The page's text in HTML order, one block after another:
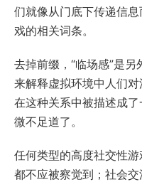
们就像从门底下传递信
戏的相关词条。
去掉前缀，“临场感”是
来解释虚拟环境中人们
在这种关系中被描述成
微不足道了。
任何类型的高度社交性
都不应被察觉到；社会交